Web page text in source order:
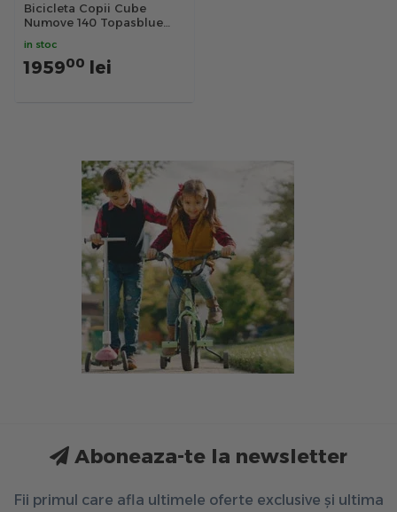
Bicicleta Copii Cube
Numove 140 Topasblue
Albastru
in stoc
195900 lei
Aboneaza-te la newsletter
Fii primul care afla ultimele oferte exclusive și ultima